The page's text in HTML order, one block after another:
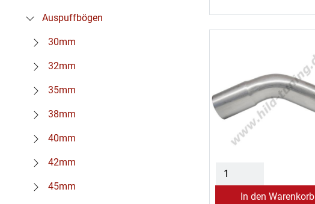
Auspuffbögen
30mm
32mm
35mm
38mm
40mm
42mm
45mm
In den Warenkorb